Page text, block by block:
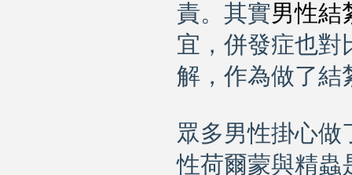
責。其實男性結
宜，併發症也對
解，作為做了結
眾多男性掛心做
性荷爾蒙與精蟲